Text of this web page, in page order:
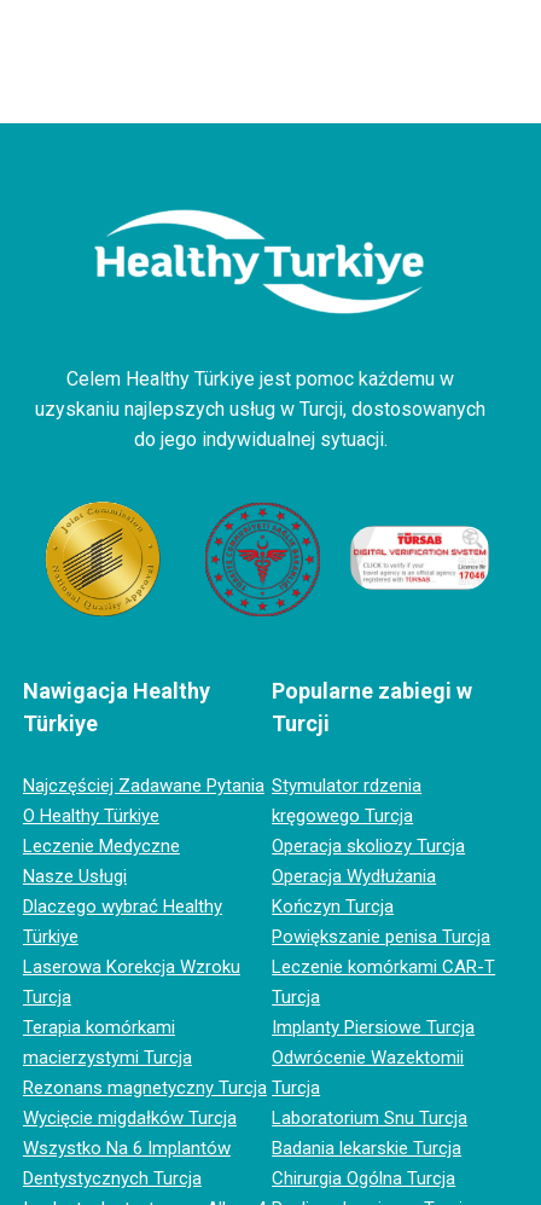
Celem Healthy Türkiye jest pomoc każdemu w
uzyskaniu najlepszych usług w Turcji, dostosowanych
do jego indywidualnej sytuacji.
Nawigacja Healthy
Türkiye
Najczęściej Zadawane Pytania
O Healthy Türkiye
Leczenie Medyczne
Nasze Usługi
Dlaczego wybrać Healthy
Türkiye
Laserowa Korekcja Wzroku
Turcja
Terapia komórkami
macierzystymi Turcja
Rezonans magnetyczny Turcja
Wycięcie migdałków Turcja
Wszystko Na 6 Implantów
Dentystycznych Turcja
Popularne zabiegi w
Turcji
Stymulator rdzenia
kręgowego Turcja
Operacja skoliozy Turcja
Operacja Wydłużania
Kończyn Turcja
Powiększanie penisa Turcja
Leczenie komórkami CAR-T
Turcja
Implanty Piersiowe Turcja
Odwrócenie Wazektomii
Turcja
Laboratorium Snu Turcja
Badania lekarskie Turcja
Chirurgia Ogólna Turcja